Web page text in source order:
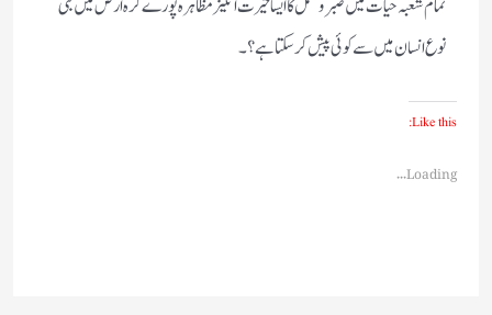
نوع انسان میں سے کوئی پیش کر سکتا ہے؟ ۔
Like this:
Loading...